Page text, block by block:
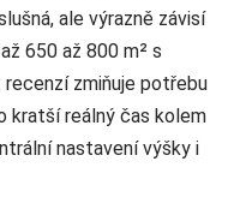
ale výrazně závisí
650 až 800 m² s
zmiňuje potřebu
kratší reálný čas kolem
nastavení výšky i